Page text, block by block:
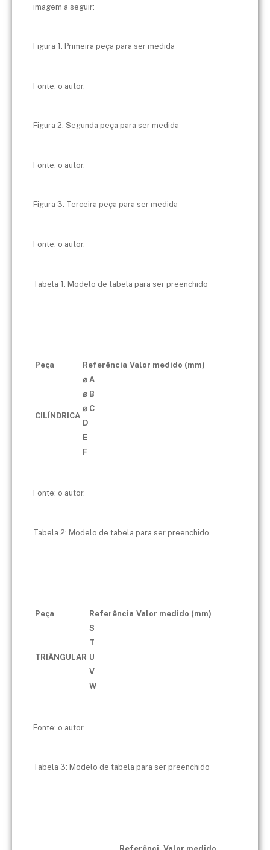
imagem a seguir:
Figura 1: Primeira peça para ser medida
Fonte: o autor.
Figura 2: Segunda peça para ser medida
Fonte: o autor.
Figura 3: Terceira peça para ser medida
Fonte: o autor.
Tabela 1: Modelo de tabela para ser preenchido
Peça Referência Valor medido (mm)
CILÍNDRICA
⌀ A
⌀ B
⌀ C
D
E
F
Fonte: o autor.
Tabela 2: Modelo de tabela para ser preenchido
Peça Referência Valor medido (mm)
TRIÂNGULAR
S
T
U
V
W
Fonte: o autor.
Tabela 3: Modelo de tabela para ser preenchido